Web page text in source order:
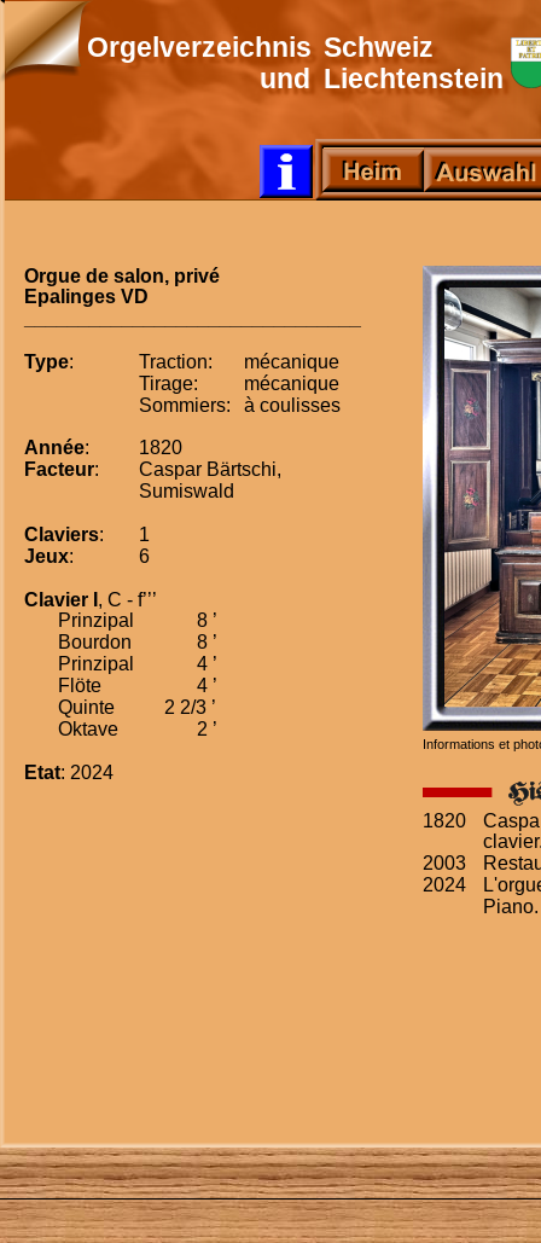
Orgue de salon, privé
Epalinges VD
Type: Traction:
mécanique
Tirage:
mécanique
Sommiers:
à coulisses
Année:
1820
Facteur:
Caspar Bärtschi,
Sumiswald
Claviers:
1
Jeux: 6
Clavier I , C - f’’’
Prinzipal
8 ’
Bourdon
8 ’
Prinzipal
4 ’
Flöte
4 ’
Quinte
2 2/3 ’
Oktave
2 ’
Etat: 2024
1820
2003
2024
Piano.
Informations et
Orgelverzeichnis Schweiz
und Liechtenstein